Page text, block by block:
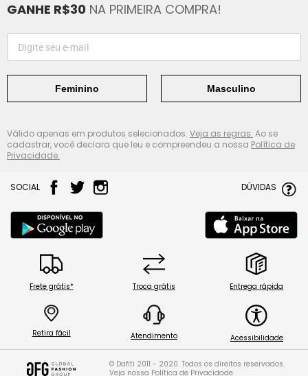
GANHE R$30 NA PRIMEIRA COMPRA!
Feminino Masculino
Válido apenas em produtos selecionados. Veja as regras. Ao se
cadastrar, você declara que leu e compreendeu a nossa Política de
Privacidade.
SOCIAL DÚVIDAS
Frete grátis* Troca grátis Entrega rápida
Retira fácil Atendimento Acessibilidade
© Dafiti 2011 - 2020. Todos os direitos reservados.
Veja nossa Política de Privacidade